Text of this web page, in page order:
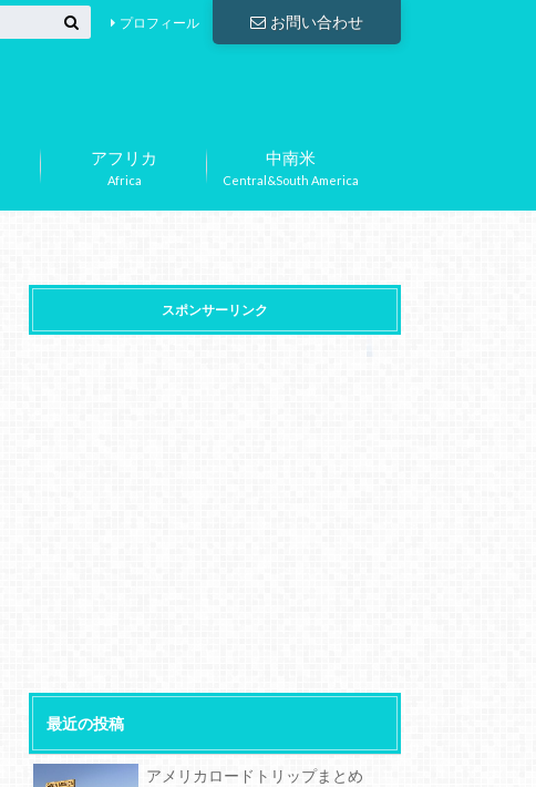
お問い合わせ
プロフィール
Africa
アフリカ
Central&South America
中南米
スポンサーリンク
最近の投稿
アメリカロードトリップまとめ